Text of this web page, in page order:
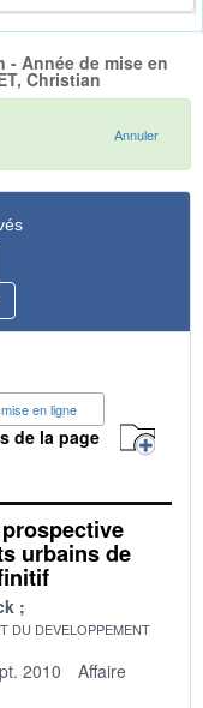
- Année de mise en
Christian
Annuler
en ligne
de la page
urbains de
DU DEVELOPPEMENT
2010
Affaire